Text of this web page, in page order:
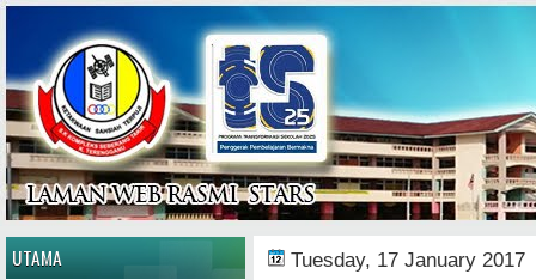
Home
Tuesday, 17 January 2017
UTAMA